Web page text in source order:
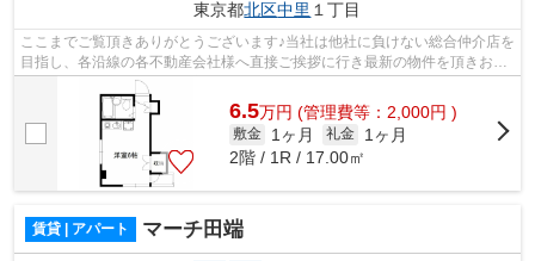
東京都北区中里 １丁目
ここまでご覧頂きありがとうございます♪当社は他社に負けない総合仲介店を
目指し、各沿線の各不動産会社様へ直接ご挨拶に行き最新の物件を頂きお客
様へ提供しております！最新の情報は...
6.5万円 (管理費等：2,000円 )
敷金 1ヶ月 礼金
1ヶ月
2階 / 1R / 17.00㎡
賃貸 | アパート マーチ田端